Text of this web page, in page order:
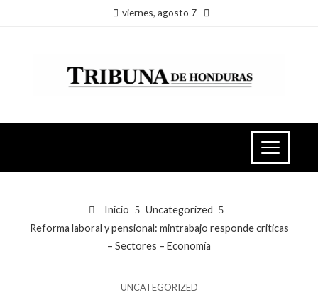
viernes, agosto 7
Inicio
Uncategorized
Reforma laboral y pensional: mintrabajo responde criticas
– Sectores – Economía
UNCATEGORIZED